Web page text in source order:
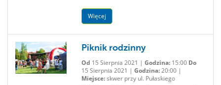
Więcej
Piknik rodzinny
Od 15 Sierpnia 2021 | Godzina:15:00 Do
15 Sierpnia 2021 | Godzina:20:00 |
Miejsce:skwer przy ul. Pułaskiego